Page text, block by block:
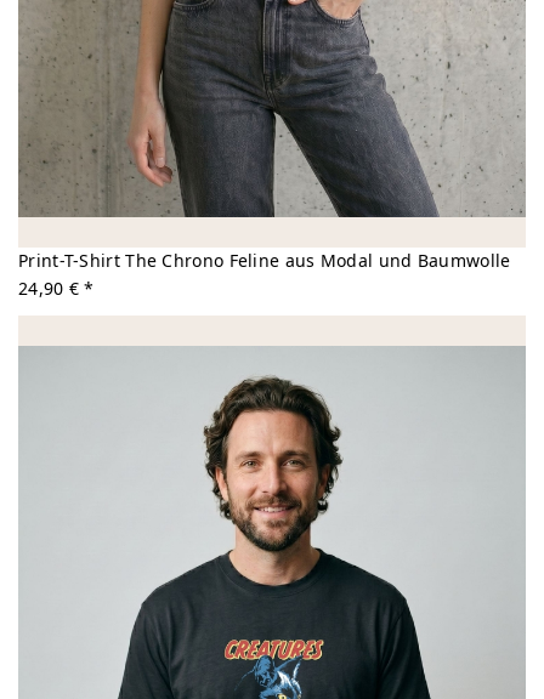
Print-T-Shirt The Chrono Feline aus Modal und Baumwolle
24,90 € *